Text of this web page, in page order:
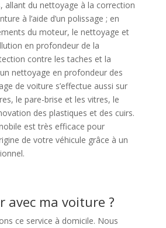
allant du nettoyage à la correction
à l’aide d’un polissage ; en
du moteur, le nettoyage et
en profondeur de la
contre les taches et la
nettoyage en profondeur des
de voiture s’effectue aussi sur
le pare-brise et les vitres, le
des plastiques et des cuirs.
est très efficace pour
de votre véhicule grâce à un
avec ma voiture ?
ce service à domicile. Nous